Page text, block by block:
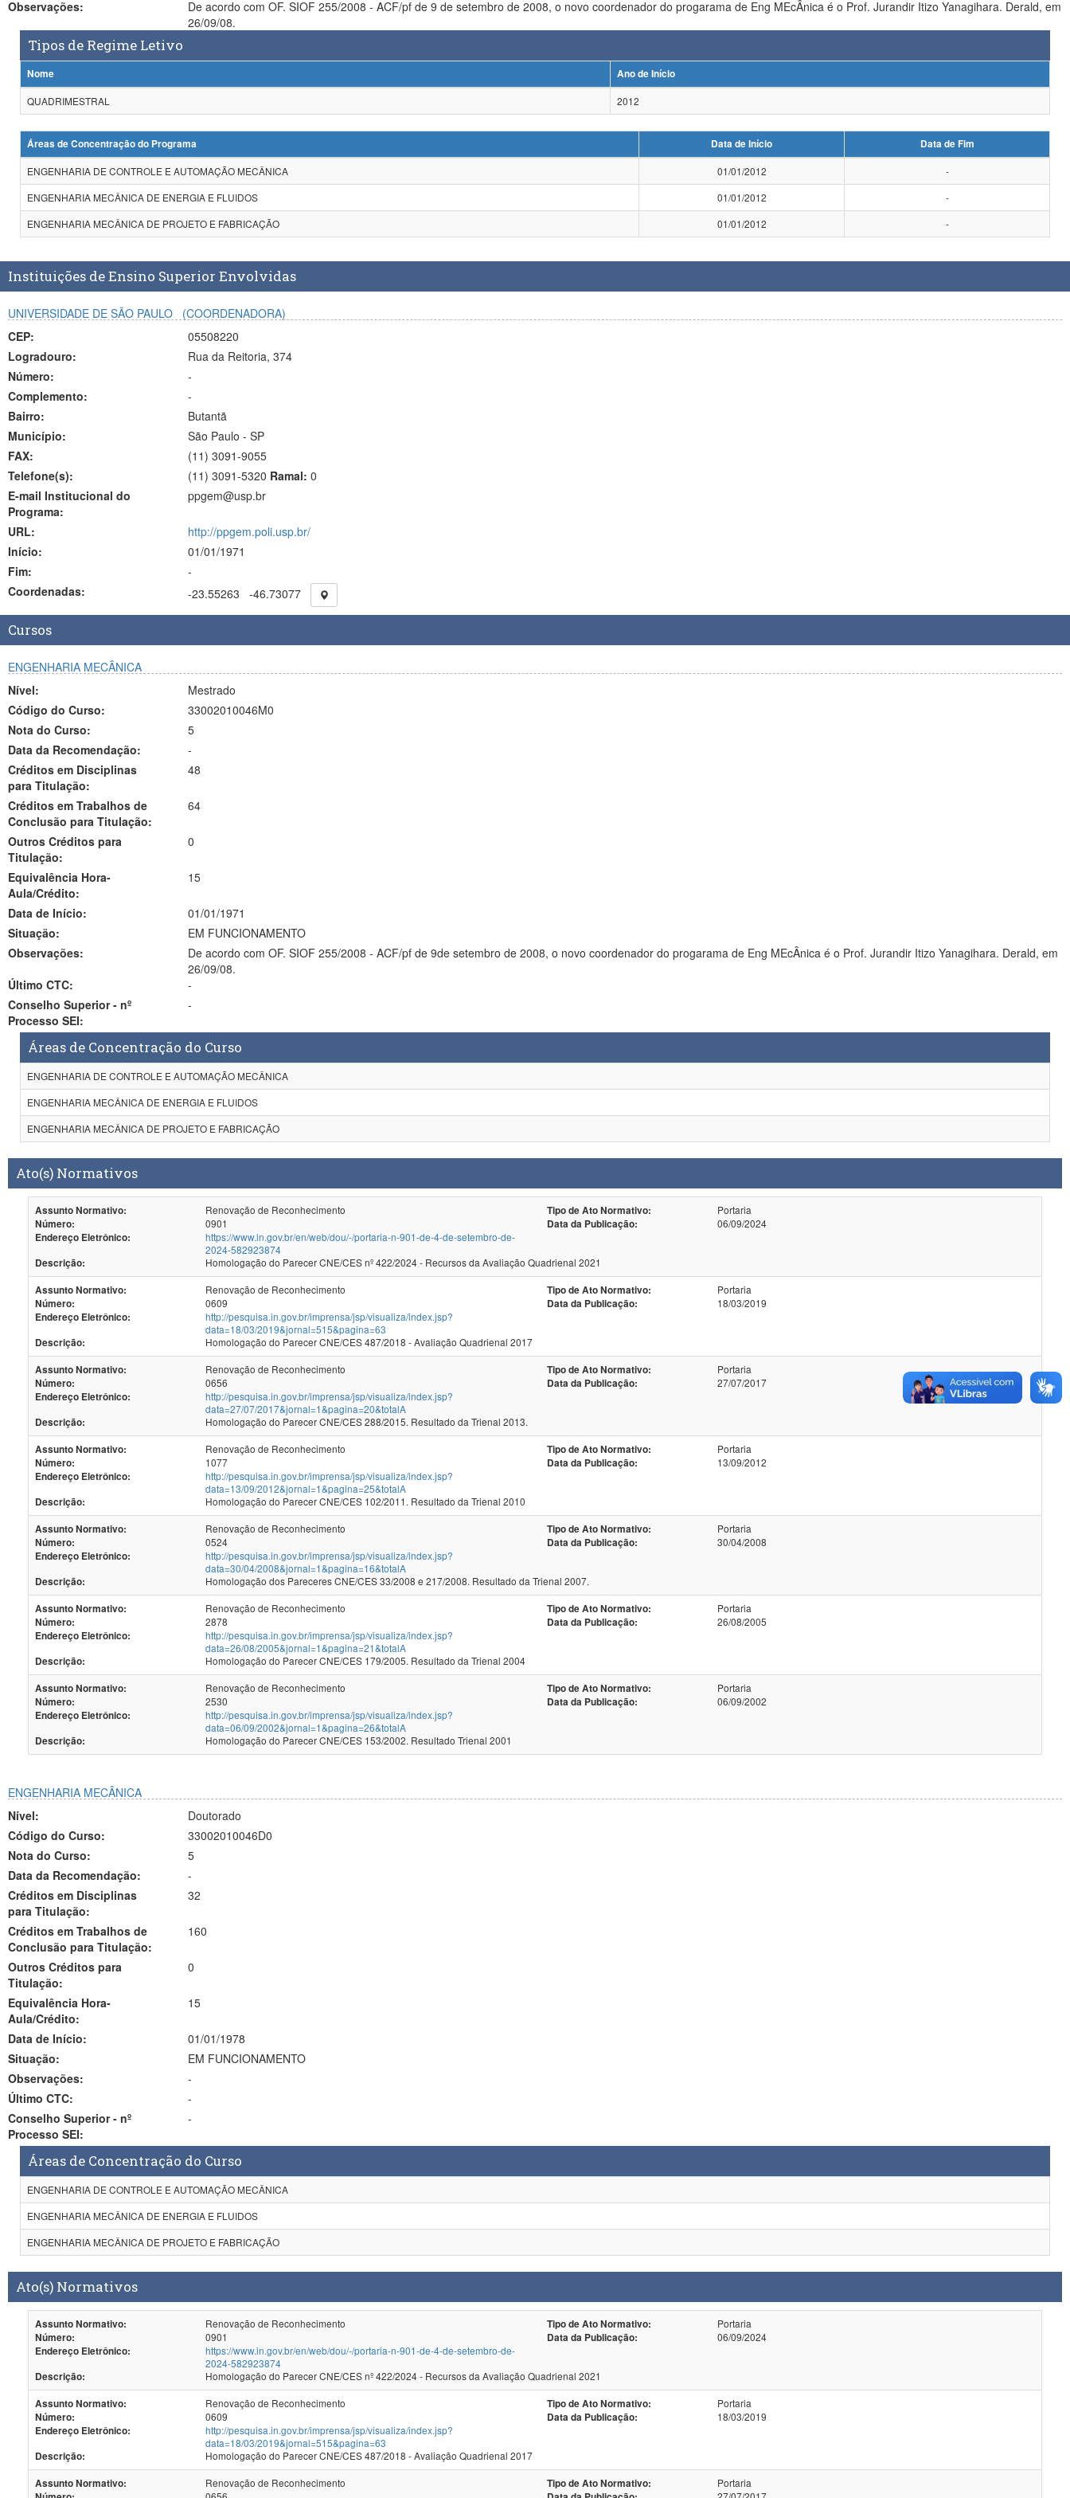
Observações:
De acordo com OF. SIOF 255/2008 - ACF/pf de 9 de setembro de 2008, o novo coordenador do progarama de Eng MEcÂnica é o Prof. Jurandir Itizo Yanagihara. Derald, em
26/09/08.
Tipos de Regime Letivo
Nome
Ano de Início
QUADRIMESTRAL
2012
Áreas de Concentração do Programa Data de Início
Data de Fim
ENGENHARIA DE CONTROLE E AUTOMAÇÃO MECÂNICA
01/01/2012
-
ENGENHARIA MECÂNICA DE ENERGIA E FLUIDOS
01/01/2012
-
ENGENHARIA MECÂNICA DE PROJETO E FABRICAÇÃO
01/01/2012 -
Instituições de Ensino Superior Envolvidas
UNIVERSIDADE DE SÃO PAULO
(COORDENADORA)
CEP:
05508220
Logradouro:
Rua da Reitoria, 374
Número:
-
Complemento:
-
Bairro:
Butantã
Município:
São Paulo - SP
FAX:
(11) 3091-9055
Telefone(s):
(11) 3091-5320 Ramal: 0
E-mail Institucional do
Programa:
ppgem@usp.br
URL:
http://ppgem.poli.usp.br/
Início:
01/01/1971
Fim:
-
Coordenadas:
-23.55263 -46.73077
Cursos
ENGENHARIA MECÂNICA
Nível:
Mestrado
Código do Curso:
33002010046M0
Nota do Curso:
5
Data da Recomendação:
-
Créditos em Disciplinas
para Titulação:
48
Créditos em Trabalhos de
Conclusão para Titulação:
64
Outros Créditos para
Titulação:
0
Equivalência Hora-
Aula/Crédito:
15
Data de Início:
01/01/1971
Situação:
EM FUNCIONAMENTO
Observações:
De acordo com OF. SIOF 255/2008 - ACF/pf de 9de setembro de 2008, o novo coordenador do progarama de Eng MEcÂnica é o Prof. Jurandir Itizo Yanagihara. Derald, em
26/09/08.
Último CTC:
-
Conselho Superior - nº
Processo SEI:
-
Áreas de Concentração do Curso
ENGENHARIA DE CONTROLE E AUTOMAÇÃO MECÂNICA
ENGENHARIA MECÂNICA DE ENERGIA E FLUIDOS
ENGENHARIA MECÂNICA DE PROJETO E FABRICAÇÃO
Ato(s) Normativos
Assunto Normativo: Renovação de Reconhecimento Tipo de Ato Normativo:
Portaria
Número:
0901 Data da Publicação:
06/09/2024
Endereço Eletrônico:
https://www.in.gov.br/en/web/dou/-/portaria-n-901-de-4-de-setembro-de-
2024-582923874
Descrição:
Homologação do Parecer CNE/CES nº 422/2024 - Recursos da Avaliação Quadrienal 2021
Assunto Normativo: Renovação de Reconhecimento Tipo de Ato Normativo:
Portaria
Número:
0609 Data da Publicação:
18/03/2019
Endereço Eletrônico:
http://pesquisa.in.gov.br/imprensa/jsp/visualiza/index.jsp?
data=18/03/2019&jornal=515&pagina=63
Descrição:
Homologação do Parecer CNE/CES 487/2018 - Avaliação Quadrienal 2017
Assunto Normativo: Renovação de Reconhecimento Tipo de Ato Normativo:
Portaria
Número:
0656 Data da Publicação:
27/07/2017
Endereço Eletrônico:
http://pesquisa.in.gov.br/imprensa/jsp/visualiza/index.jsp?
data=27/07/2017&jornal=1&pagina=20&totalA
Descrição:
Homologação do Parecer CNE/CES 288/2015. Resultado da Trienal 2013.
Assunto Normativo: Renovação de Reconhecimento Tipo de Ato Normativo:
Portaria
Número:
1077 Data da Publicação:
13/09/2012
Endereço Eletrônico:
http://pesquisa.in.gov.br/imprensa/jsp/visualiza/index.jsp?
data=13/09/2012&jornal=1&pagina=25&totalA
Descrição:
Homologação do Parecer CNE/CES 102/2011. Resultado da Trienal 2010
Assunto Normativo: Renovação de Reconhecimento Tipo de Ato Normativo:
Portaria
Número:
0524 Data da Publicação:
30/04/2008
Endereço Eletrônico:
http://pesquisa.in.gov.br/imprensa/jsp/visualiza/index.jsp?
data=30/04/2008&jornal=1&pagina=16&totalA
Descrição:
Homologação dos Pareceres CNE/CES 33/2008 e 217/2008. Resultado da Trienal 2007.
Assunto Normativo: Renovação de Reconhecimento Tipo de Ato Normativo:
Portaria
Número:
2878 Data da Publicação:
26/08/2005
Endereço Eletrônico:
http://pesquisa.in.gov.br/imprensa/jsp/visualiza/index.jsp?
data=26/08/2005&jornal=1&pagina=21&totalA
Descrição:
Homologação do Parecer CNE/CES 179/2005. Resultado da Trienal 2004
Assunto Normativo: Renovação de Reconhecimento Tipo de Ato Normativo:
Portaria
Número:
2530 Data da Publicação:
06/09/2002
Endereço Eletrônico:
http://pesquisa.in.gov.br/imprensa/jsp/visualiza/index.jsp?
data=06/09/2002&jornal=1&pagina=26&totalA
Descrição:
Homologação do Parecer CNE/CES 153/2002. Resultado Trienal 2001
ENGENHARIA MECÂNICA
Nível:
Doutorado
Código do Curso:
33002010046D0
Nota do Curso:
5
Data da Recomendação:
-
Créditos em Disciplinas
para Titulação:
32
Créditos em Trabalhos de
Conclusão para Titulação:
160
Outros Créditos para
Titulação:
0
Equivalência Hora-
Aula/Crédito:
15
Data de Início:
01/01/1978
Situação:
EM FUNCIONAMENTO
Observações:
-
Último CTC:
-
Conselho Superior - nº
Processo SEI:
-
Áreas de Concentração do Curso
ENGENHARIA DE CONTROLE E AUTOMAÇÃO MECÂNICA
ENGENHARIA MECÂNICA DE ENERGIA E FLUIDOS
ENGENHARIA MECÂNICA DE PROJETO E FABRICAÇÃO
Ato(s) Normativos
Assunto Normativo: Renovação de Reconhecimento Tipo de Ato Normativo:
Portaria
Número:
0901 Data da Publicação:
06/09/2024
Endereço Eletrônico:
https://www.in.gov.br/en/web/dou/-/portaria-n-901-de-4-de-setembro-de-
2024-582923874
Descrição:
Homologação do Parecer CNE/CES nº 422/2024 - Recursos da Avaliação Quadrienal 2021
Assunto Normativo: Renovação de Reconhecimento Tipo de Ato Normativo:
Portaria
Número:
0609 Data da Publicação:
18/03/2019
Endereço Eletrônico:
http://pesquisa.in.gov.br/imprensa/jsp/visualiza/index.jsp?
data=18/03/2019&jornal=515&pagina=63
Descrição:
Homologação do Parecer CNE/CES 487/2018 - Avaliação Quadrienal 2017
Assunto Normativo: Renovação de Reconhecimento Tipo de Ato Normativo:
Portaria